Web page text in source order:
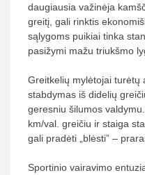
daugiausia važinėja
greitį, gali rinktis
sąlygoms puikiai tinka
pasižymi mažu triukšmo
Greitkelių mylėtojai turėtų
stabdymas iš didelių
geresniu šilumos
km/val. greičiu ir staiga
gali pradėti „blėsti” –
Sportinio vairavimo